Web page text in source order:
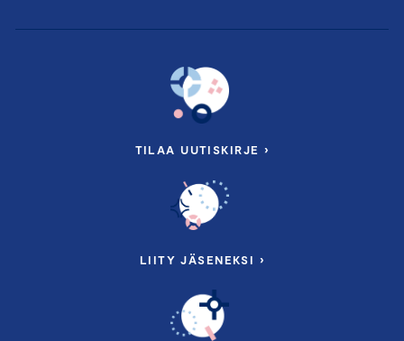
TILAA UUTISKIRJE ›
LIITY JÄSENEKSI ›